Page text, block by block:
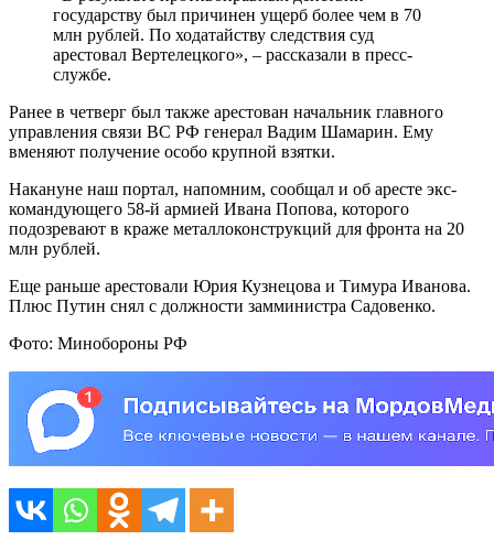
государству был причинен ущерб более чем в 70
млн рублей. По ходатайству следствия суд
арестовал Вертелецкого», – рассказали в пресс-
службе.
Ранее в четверг был также арестован начальник главного
управления связи ВС РФ генерал Вадим Шамарин. Ему
вменяют получение особо крупной взятки.
Накануне наш портал, напомним, сообщал и об аресте экс-
командующего 58-й армией Ивана Попова, которого
подозревают в краже металлоконструкций для фронта на 20
млн рублей.
Еще раньше арестовали Юрия Кузнецова и Тимура Иванова.
Плюс Путин снял с должности замминистра Садовенко.
Фото: Минобороны РФ